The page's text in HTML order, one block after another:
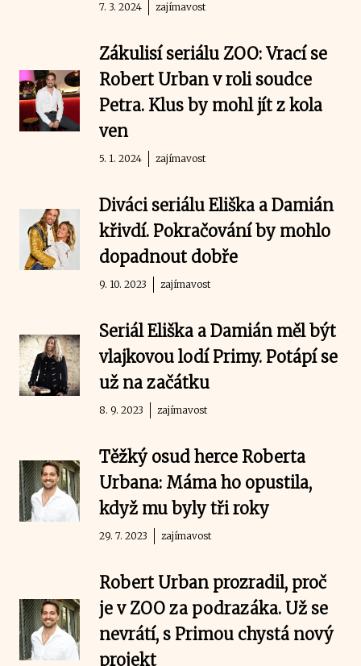
7. 3. 2024 zajímavost
Zákulisí seriálu ZOO: Vrací se
Robert Urban v roli soudce
Petra. Klus by mohl jít z kola
ven
5. 1. 2024 zajímavost
Diváci seriálu Eliška a Damián
křivdí. Pokračování by mohlo
dopadnout dobře
9. 10. 2023 zajímavost
Seriál Eliška a Damián měl být
vlajkovou lodí Primy. Potápí se
už na začátku
8. 9. 2023 zajímavost
Těžký osud herce Roberta
Urbana: Máma ho opustila,
když mu byly tři roky
29. 7. 2023 zajímavost
Robert Urban prozradil, proč
je v ZOO za podrazáka. Už se
nevrátí, s Primou chystá nový
projekt